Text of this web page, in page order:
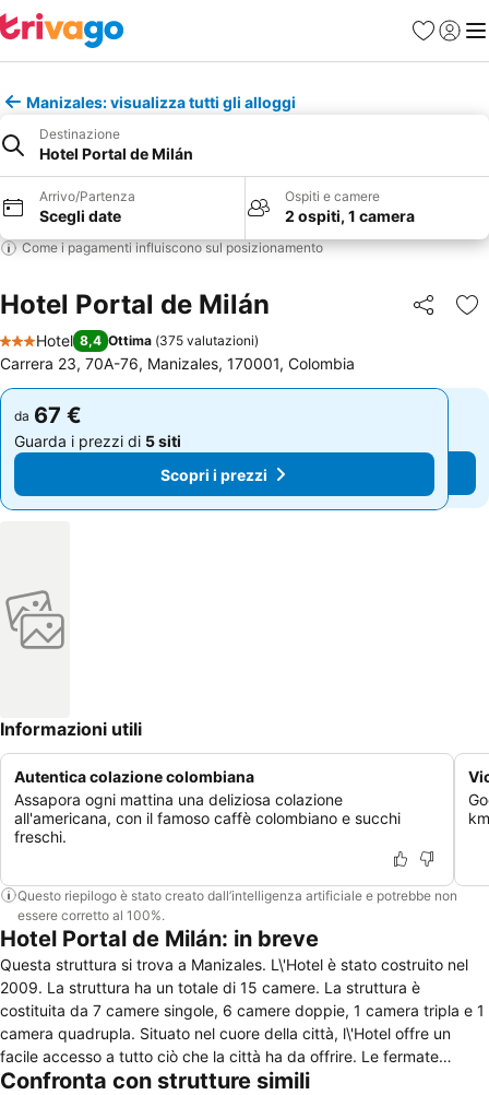
PreferitiAccedi
Manizales: visualizza tutti gli alloggi
Destinazione
Hotel Portal de Milán
Arrivo/Partenza
Scegli date
Ospiti e camere
2 ospiti, 1 camera
Come i pagamenti influiscono sul posizionamento
Hotel Portal de Milán Condividi
3 Stelle
Hotel 8,4 Ottima (375 valutazioni)
Carrera 23, 70A-76, Manizales, 170001, Colombia
da 67 €
Guarda i prezzi di 5 siti
Scopri i prezzi
da 67 €
Guarda i prezzi di 5 siti
Scopri i prezzi
Informazioni utili
Autentica colazione colombiana
Assapora ogni mattina una deliziosa colazione
all'americana, con il famoso caffè colombiano e succhi
freschi.
Questo riepilogo è stato creato dall’intelligenza artificiale e potrebbe non
essere corretto al 100%.
Hotel Portal de Milán: in breve
Questa struttura si trova a Manizales. L\'Hotel è stato costruito nel
2009. La struttura ha un totale di 15 camere. La struttura è
costituita da 7 camere singole, 6 camere doppie, 1 camera tripla e 1
camera quadrupla. Situato nel cuore della città, l\'Hotel offre un
facile accesso a tutto ciò che la città ha da offrire. Le fermate
dell\'autobus e della metropolitana più vicine si trovano a pochi passi
Confronta con strutture simili